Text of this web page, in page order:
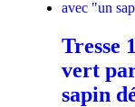
Tresse
vert
sapin